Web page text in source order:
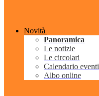
Novità
Panoramica
Le notizie
Le circolari
Calendario eventi
Albo online